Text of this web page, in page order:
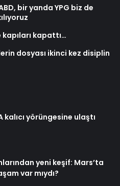
bir yanda YPG biz de
kapattı…
dosyası ikinci kez disiplin
kalıcı yörüngesine ulaştı
yeni keşif: Mars’ta
var mıydı?